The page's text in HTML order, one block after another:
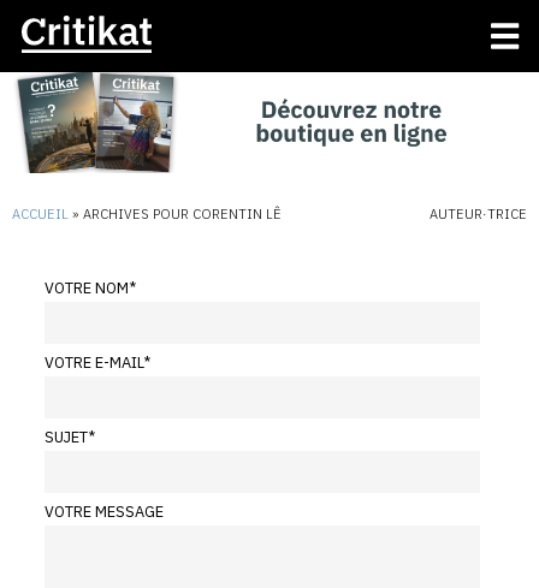
ACCUEIL » ARCHIVES POUR CORENTIN LÊ AUTEUR·TRICE
VOTRE NOM*
VOTRE E-MAIL*
SUJET*
VOTRE MESSAGE